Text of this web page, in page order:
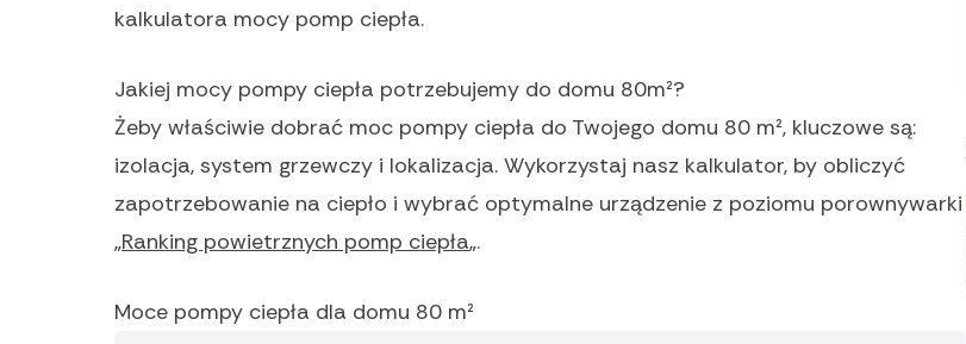
kalkulatora mocy pomp ciepła.
Jakiej mocy pompy ciepła potrzebujemy do domu 80m²?
Żeby właściwie dobrać moc pompy ciepła do Twojego domu 80 m², kluczowe są:
izolacja, system grzewczy i lokalizacja. Wykorzystaj nasz kalkulator, by obliczyć
zapotrzebowanie na ciepło i wybrać optymalne urządzenie z poziomu porownywarki
„Ranking powietrznych pomp ciepła„.
Moce pompy ciepła dla domu 80 m²